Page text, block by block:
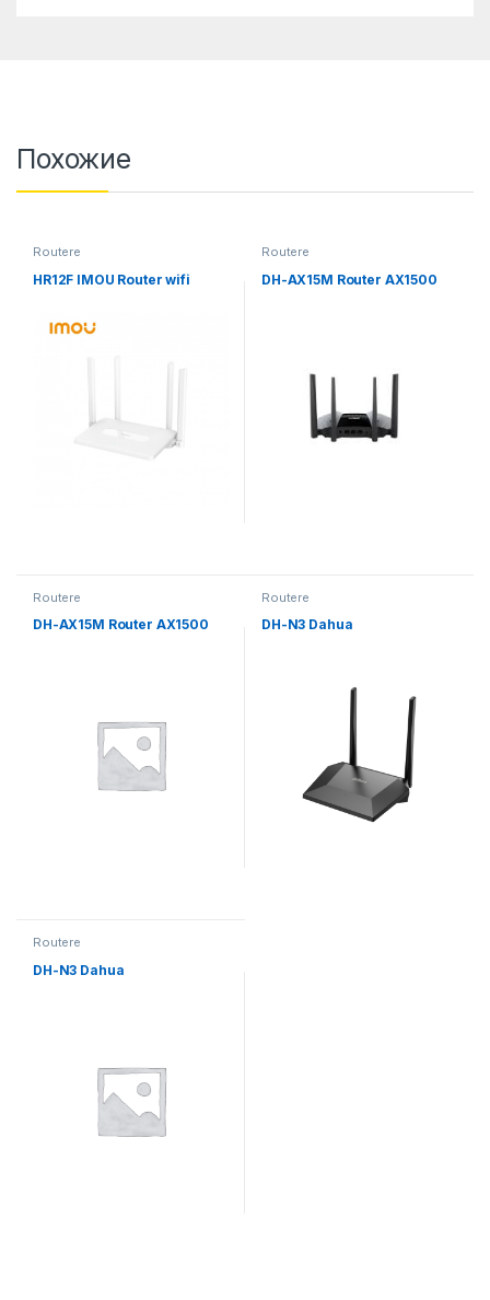
Похожие
Routere
HR12F IMOU Router wifi
Routere
DH-AX15M Router AX1500
Routere
DH-AX15M Router AX1500
Routere
DH-N3 Dahua
Routere
DH-N3 Dahua